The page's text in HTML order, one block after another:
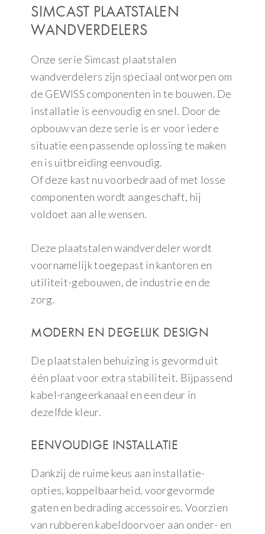
SIMCAST PLAATSTALEN
WANDVERDELERS
Onze serie Simcast plaatstalen
wandverdelers zijn speciaal ontworpen om
de GEWISS componenten in te bouwen. De
installatie is eenvoudig en snel. Door de
opbouw van deze serie is er voor iedere
situatie een passende oplossing te maken
en is uitbreiding eenvoudig.
Of deze kast nu voorbedraad of met losse
componenten wordt aangeschaft, hij
voldoet aan alle wensen.
Deze plaatstalen wandverdeler wordt
voornamelijk toegepast in kantoren en
utiliteit-gebouwen, de industrie en de
zorg.
MODERN EN DEGELIJK DESIGN
De plaatstalen behuizing is gevormd uit
één plaat voor extra stabiliteit. Bijpassend
kabel-rangeerkanaal en een deur in
dezelfde kleur.
EENVOUDIGE INSTALLATIE
Dankzij de ruime keus aan installatie-
opties, koppelbaarheid, voorgevormde
gaten en bedrading accessoires. Voorzien
van rubberen kabeldoorvoer aan onder- en